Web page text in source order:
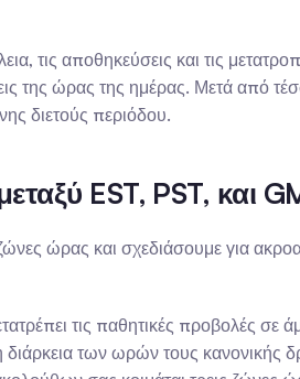
τις αποθηκεύσεις και τις
της ώρας της ημέρας. Μετά από
διετούς περιόδου.
EST, PST, και
ώρας και σχεδιάσουμε για
τις παθητικές προβολές σε
διάρκεια των ωρών τους κανονικής